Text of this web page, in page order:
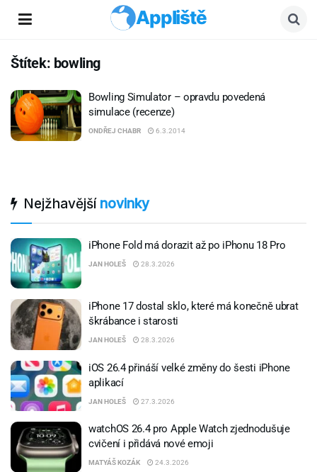
Appliště
Štítek: bowling
Bowling Simulator – opravdu povedená
simulace (recenze)
ONDŘEJ CHABR 6.3.2014
Nejžhavějšínovinky
iPhone Fold má dorazit až po iPhonu 18 Pro
JAN HOLEŠ 28.3.2026
iPhone 17 dostal sklo, které má konečně ubrat
škrábance i starosti
JAN HOLEŠ 28.3.2026
iOS 26.4 přináší velké změny do šesti iPhone
aplikací
JAN HOLEŠ 27.3.2026
watchOS 26.4 pro Apple Watch zjednodušuje
cvičení i přidává nové emoji
MATYÁŠ KOZÁK 24.3.2026